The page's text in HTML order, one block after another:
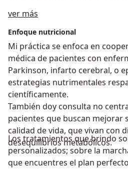
ver más
Enfoque nutricional
Mi práctica se enfoca en
médica de pacientes con
Parkinson, infarto cerebral, o
estrategias nutrimentales
científicamente.
También doy consulta no
pacientes que buscan mejorar
calidad de vida, que vivan con
desequilibrios metabólicos.
Los tratamientos que brindo
personalizados; sobre la
que encuentres el plan